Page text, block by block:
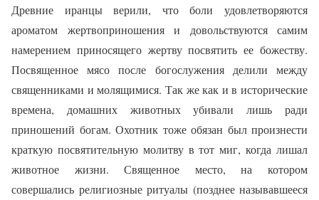
Древние иранцы верили, что боли удовлетворяются
ароматом жертвоприношения и довольствуются самим
намерением приносящего жертву посвятить ее божеству.
Посвященное мясо после богослужения делили между
священниками и молящимися. Так же как и в исторические
времена, домашних животных убивали лишь ради
приношений богам. Охотник тоже обязан был произнести
краткую посвятительную молитву в тот миг, когда лишал
животное жизни. Священное место, на котором
совершались религиозные ритуалы (позднее называвшееся